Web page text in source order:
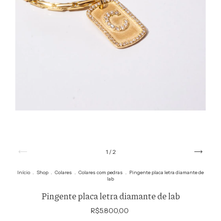
1 /2
Início Shop Colares Colares com pedras
Pingente placa letra diamante de
lab
Pingente placa letra diamante de lab
R$5.800,00